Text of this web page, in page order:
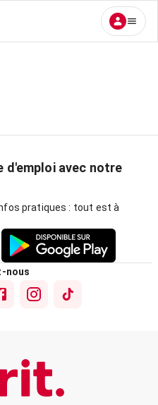
d'emploi avec notre
pratiques : tout est à
nous